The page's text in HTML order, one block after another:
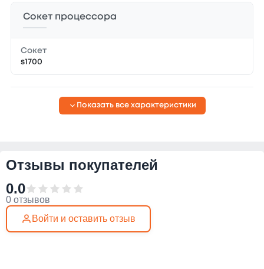
Сокет процессора
Сокет
s1700
Показать все характеристики
Отзывы покупателей
0.0
0 отзывов
Войти и оставить отзыв